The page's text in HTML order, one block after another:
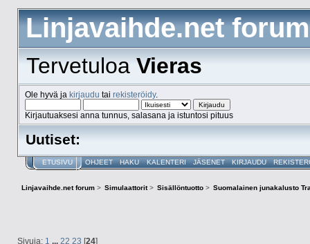
Linjavaihde.net forum
TervetuloaVieras
Ole hyvä ja kirjaudu tai rekisteröidy.
Kirjautuaksesi anna tunnus, salasana ja istuntosi pituus
Uutiset:
ETUSIVU OHJEET HAKU KALENTERI JÄSENET KIRJAUDU
Linjavaihde.net forum> Simulaattorit> Sisällöntuotto > Suomalainen junakalusto
Sivuja: 1 ... 22 23 [24]